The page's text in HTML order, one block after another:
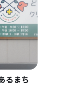
るまち